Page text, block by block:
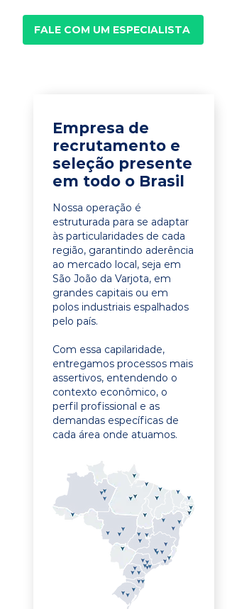
FALE COM UM ESPECIALISTA
Empresa de
recrutamento e
seleção presente
em todo o Brasil
Nossa operação é
estruturada para se adaptar
às particularidades de cada
região, garantindo aderência
ao mercado local, seja em
São João da Varjota, em
grandes capitais ou em
polos industriais espalhados
pelo país.
Com essa capilaridade,
entregamos processos mais
assertivos, entendendo o
contexto econômico, o
perfil profissional e as
demandas específicas de
cada área onde atuamos.